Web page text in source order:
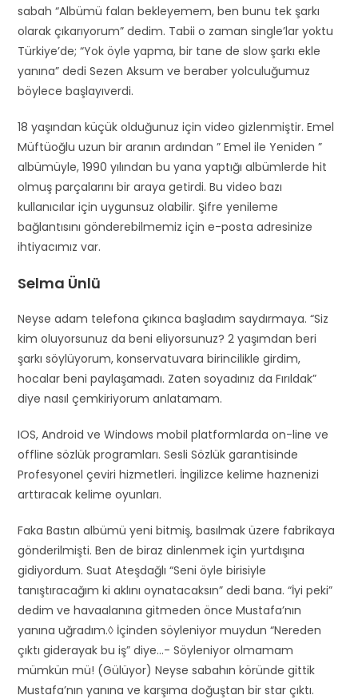
sabah “Albümü falan bekleyemem, ben bunu tek şarkı
olarak çıkarıyorum” dedim. Tabii o zaman single’lar yoktu
Türkiye’de; “Yok öyle yapma, bir tane de slow şarkı ekle
yanına” dedi Sezen Aksum ve beraber yolculuğumuz
böylece başlayıverdi.
18 yaşından küçük olduğunuz için video gizlenmiştir. Emel
Müftüoğlu uzun bir aranın ardından ” Emel ile Yeniden ”
albümüyle, 1990 yılından bu yana yaptığı albümlerde hit
olmuş parçalarını bir araya getirdi. Bu video bazı
kullanıcılar için uygunsuz olabilir. Şifre yenileme
bağlantısını gönderebilmemiz için e-posta adresinize
ihtiyacımız var.
Selma Ünlü
Neyse adam telefona çıkınca başladım saydırmaya. “Siz
kim oluyorsunuz da beni eliyorsunuz? 2 yaşımdan beri
şarkı söylüyorum, konservatuvara birincilikle girdim,
hocalar beni paylaşamadı. Zaten soyadınız da Fırıldak”
diye nasıl çemkiriyorum anlatamam.
IOS, Android ve Windows mobil platformlarda on-line ve
offline sözlük programları. Sesli Sözlük garantisinde
Profesyonel çeviri hizmetleri. İngilizce kelime haznenizi
arttıracak kelime oyunları.
Faka Bastın albümü yeni bitmiş, basılmak üzere fabrikaya
gönderilmişti. Ben de biraz dinlenmek için yurtdışına
gidiyordum. Suat Ateşdağlı “Seni öyle birisiyle
tanıştıracağım ki aklını oynatacaksın” dedi bana. “İyi peki”
dedim ve havaalanına gitmeden önce Mustafa’nın
yanına uğradım.◊ İçinden söyleniyor muydun “Nereden
çıktı giderayak bu iş” diye…- Söyleniyor olmamam
mümkün mü! (Gülüyor) Neyse sabahın köründe gittik
Mustafa’nın yanına ve karşıma doğuştan bir star çıktı.